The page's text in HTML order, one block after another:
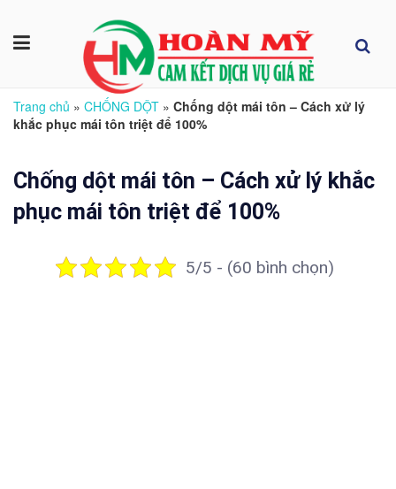
Trang chủ » CHỐNG DỘT » Chống dột mái tôn – Cách xử lý
khắc phục mái tôn triệt để 100%
Chống dột mái tôn – Cách xử lý khắc
phục mái tôn triệt để 100%
5/5 - (60 bình chọn)